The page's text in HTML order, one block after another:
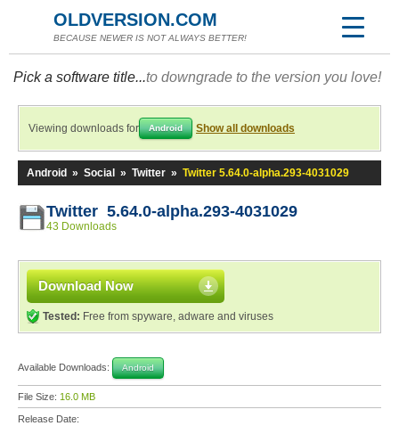
OLDVERSION.COM
BECAUSE NEWER IS NOT ALWAYS BETTER!
Pick a software title...to downgrade to the version you love!
Viewing downloads for Android Show all downloads
Android » Social » Twitter » Twitter 5.64.0-alpha.293-4031029
Twitter 5.64.0-alpha.293-4031029
43 Downloads
Download Now
Tested: Free from spyware, adware and viruses
Available Downloads: Android
File Size: 16.0 MB
Release Date: